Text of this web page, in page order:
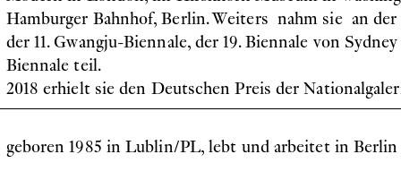
Hamburger Bahnhof, Berlin. Weiters nahm sie an der
der 11. Gwangju-Biennale, der 19. Biennale von
Biennale teil.
2018 erhielt sie den Deutschen Preis der
geboren 1985 in Lublin/PL, lebt und arbeitet in Berlin